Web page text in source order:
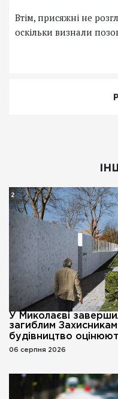
Втім, присяжні не
оскільки визнали
У Миколаєві
загиблим
будівництво
06 серпня 2026